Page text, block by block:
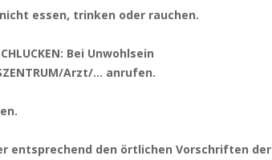
nicht essen, trinken oder rauchen.
Bei Unwohlsein
Arzt/… anrufen.
entsprechend den örtlichen Vorschriften der